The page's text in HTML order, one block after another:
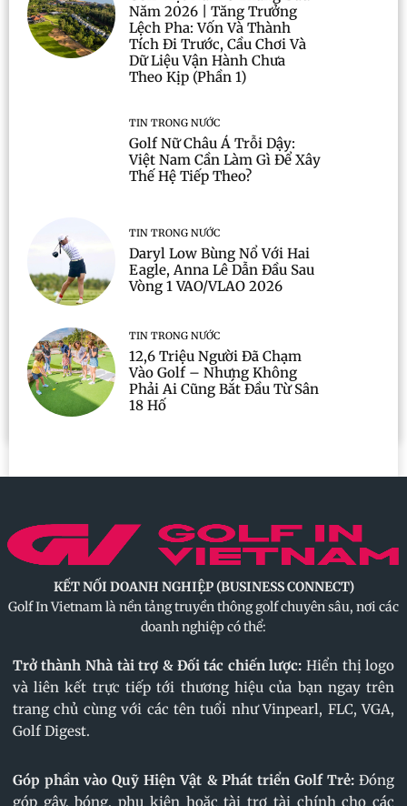
Năm 2026 | Tăng Trưởng
Lệch Pha: Vốn Và Thành
Tích Đi Trước, Cầu Chơi Và
Dữ Liệu Vận Hành Chưa
Theo Kịp (Phần 1)
TIN TRONG NƯỚC
Golf Nữ Châu Á Trỗi Dậy:
Việt Nam Cần Làm Gì Để Xây
Thế Hệ Tiếp Theo?
TIN TRONG NƯỚC
Daryl Low Bùng Nổ Với Hai
Eagle, Anna Lê Dẫn Đầu Sau
Vòng 1 VAO/VLAO 2026
TIN TRONG NƯỚC
12,6 Triệu Người Đã Chạm
Vào Golf – Nhưng Không
Phải Ai Cũng Bắt Đầu Từ Sân
18 Hố
KẾT NỐI DOANH NGHIỆP (BUSINESS CONNECT)
Golf In Vietnam là nền tảng truyền thông golf chuyên sâu, nơi các
doanh nghiệp có thể:
Trở thành Nhà tài trợ & Đối tác chiến lược: Hiển thị logo
và liên kết trực tiếp tới thương hiệu của bạn ngay trên
trang chủ cùng với các tên tuổi như Vinpearl, FLC, VGA,
Golf Digest.
Góp phần vào Quỹ Hiện Vật & Phát triển Golf Trẻ: Đóng
góp gậy, bóng, phụ kiện hoặc tài trợ tài chính cho các